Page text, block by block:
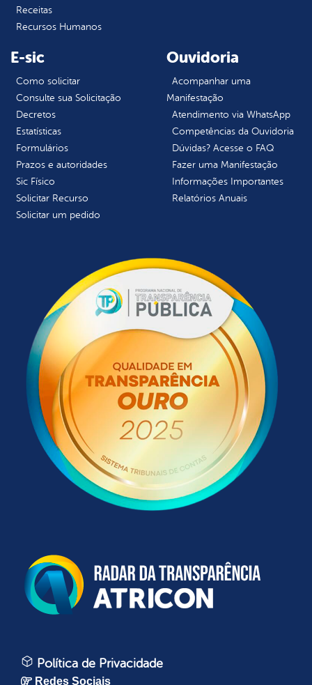
Receitas
Recursos Humanos
E-sic
Como solicitar
Consulte sua Solicitação
Decretos
Estatísticas
Formulários
Prazos e autoridades
Sic Físico
Solicitar Recurso
Solicitar um pedido
Ouvidoria
Acompanhar uma
Manifestação
Atendimento via WhatsApp
Competências da Ouvidoria
Dúvidas? Acesse o FAQ
Fazer uma Manifestação
Informações Importantes
Relatórios Anuais
Política de Privacidade
Redes Sociais